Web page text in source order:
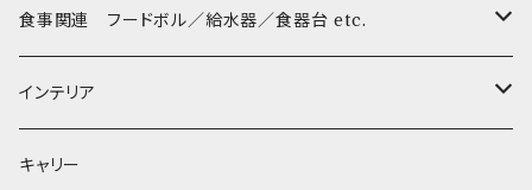
XSサイズ(テープ幅1.0cm) _ ハーネス&リードセット
小型犬用 _ 幅1.5cm
ライト
etc.
ラテックスTOY
デンタル
etc.
BITE ME
Bonpuchi
ジャーキー
和菓子
愛犬の健康おやつ
POCHETINO
etc.
涙やけ対策
健康維持
食糞防止
食事関連 フードボル／給水器／食器台 etc.
フードボウル
給水器
インテリア
カドラー／ベッド
キャリー